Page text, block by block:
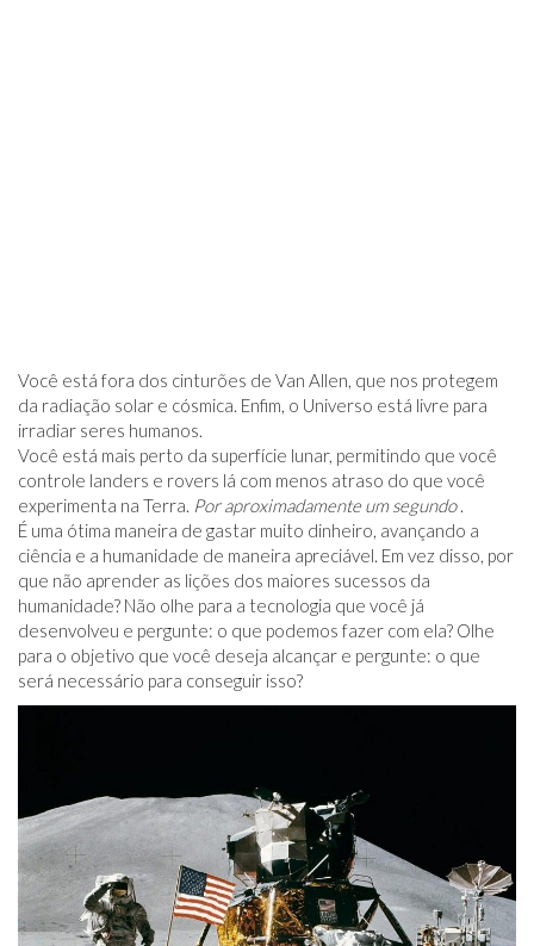
Você está fora dos cinturões de Van Allen, que nos protegem
da radiação solar e cósmica. Enfim, o Universo está livre para
irradiar seres humanos.
Você está mais perto da superfície lunar, permitindo que você
controle landers e rovers lá com menos atraso do que você
experimenta na Terra. Por aproximadamente um segundo.
É uma ótima maneira de gastar muito dinheiro, avançando a
ciência e a humanidade de maneira apreciável. Em vez disso, por
que não aprender as lições dos maiores sucessos da
humanidade? Não olhe para a tecnologia que você já
desenvolveu e pergunte: o que podemos fazer com ela? Olhe
para o objetivo que você deseja alcançar e pergunte: o que
será necessário para conseguir isso?